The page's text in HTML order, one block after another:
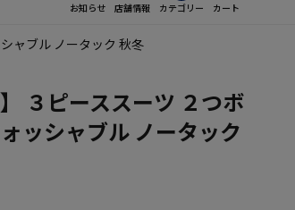
お知らせ 店舗情報 カテゴリー カート
ャブル ノータック 秋冬
３ピーススーツ ２つボ
ッシャブル ノータック